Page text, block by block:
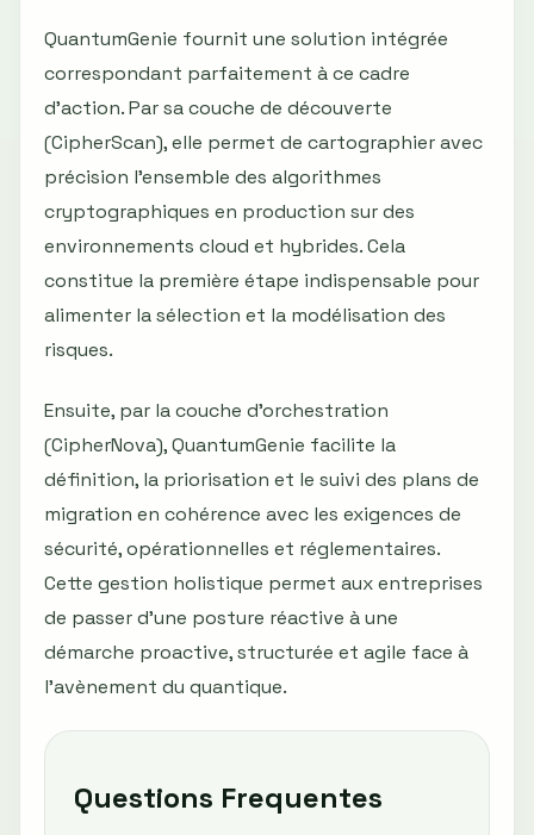
QuantumGenie fournit une solution intégrée
correspondant parfaitement à ce cadre
d’action. Par sa couche de découverte
(CipherScan), elle permet de cartographier avec
précision l’ensemble des algorithmes
cryptographiques en production sur des
environnements cloud et hybrides. Cela
constitue la première étape indispensable pour
alimenter la sélection et la modélisation des
risques.
Ensuite, par la couche d’orchestration
(CipherNova), QuantumGenie facilite la
définition, la priorisation et le suivi des plans de
migration en cohérence avec les exigences de
sécurité, opérationnelles et réglementaires.
Cette gestion holistique permet aux entreprises
de passer d’une posture réactive à une
démarche proactive, structurée et agile face à
l’avènement du quantique.
Questions Frequentes